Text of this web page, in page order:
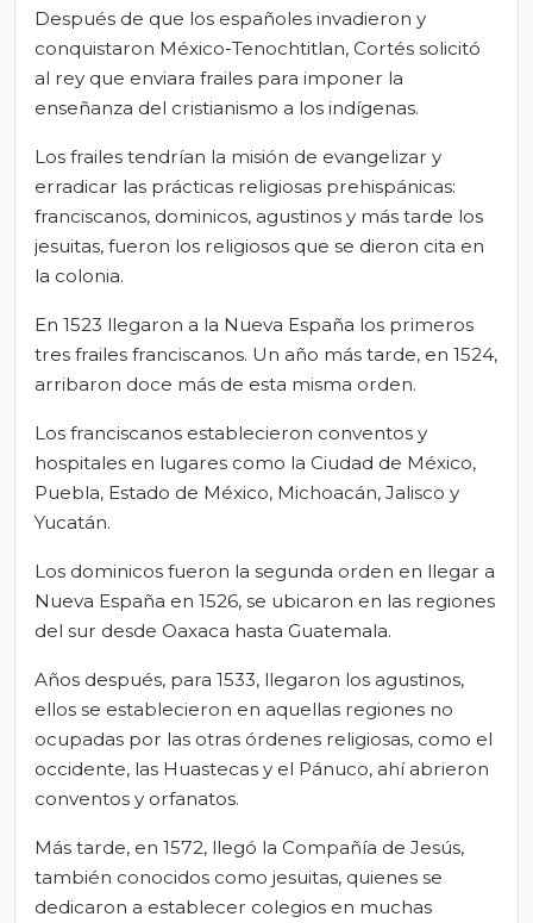
Después de que los españoles invadieron y
conquistaron México-Tenochtitlan, Cortés solicitó
al rey que enviara frailes para imponer la
enseñanza del cristianismo a los indígenas.
Los frailes tendrían la misión de evangelizar y
erradicar las prácticas religiosas prehispánicas:
franciscanos, dominicos, agustinos y más tarde los
jesuitas, fueron los religiosos que se dieron cita en
la colonia.
En 1523 llegaron a la Nueva España los primeros
tres frailes franciscanos. Un año más tarde, en 1524,
arribaron doce más de esta misma orden.
Los franciscanos establecieron conventos y
hospitales en lugares como la Ciudad de México,
Puebla, Estado de México, Michoacán, Jalisco y
Yucatán.
Los dominicos fueron la segunda orden en llegar a
Nueva España en 1526, se ubicaron en las regiones
del sur desde Oaxaca hasta Guatemala.
Años después, para 1533, llegaron los agustinos,
ellos se establecieron en aquellas regiones no
ocupadas por las otras órdenes religiosas, como el
occidente, las Huastecas y el Pánuco, ahí abrieron
conventos y orfanatos.
Más tarde, en 1572, llegó la Compañía de Jesús,
también conocidos como jesuitas, quienes se
dedicaron a establecer colegios en muchas